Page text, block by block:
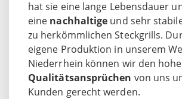
hat sie eine lange Lebensdauer
eine nachhaltige und sehr
zu herkömmlichen Steckgrills.
eigene Produktion in unserem
Niederrhein können wir den
Qualitätsansprüchen von uns
Kunden gerecht werden.